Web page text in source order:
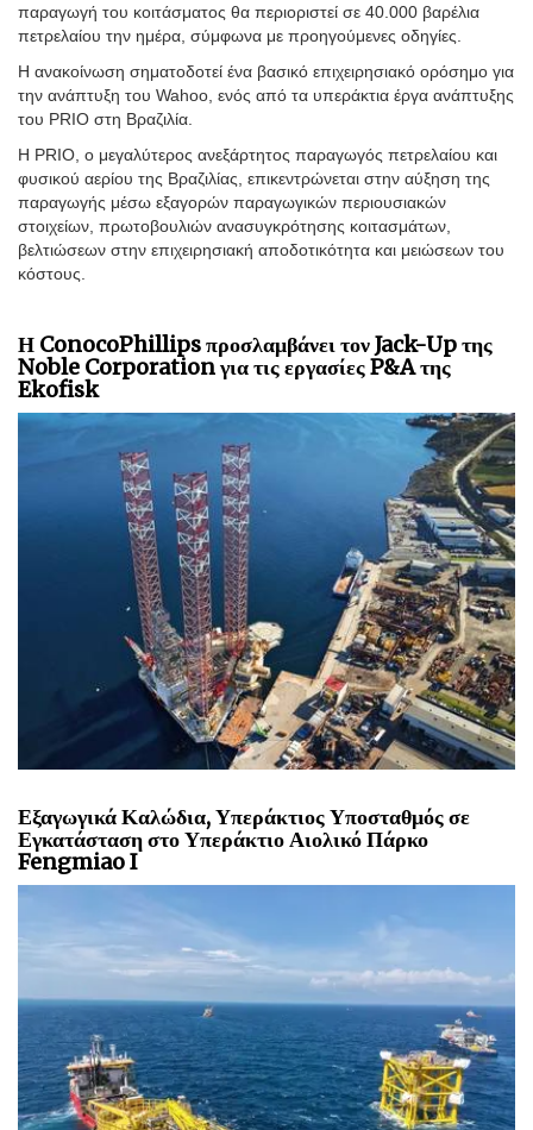
παραγωγή του κοιτάσματος θα περιοριστεί σε 40.000 βαρέλια
πετρελαίου την ημέρα, σύμφωνα με προηγούμενες οδηγίες.
Η ανακοίνωση σηματοδοτεί ένα βασικό επιχειρησιακό ορόσημο για
την ανάπτυξη του Wahoo, ενός από τα υπεράκτια έργα ανάπτυξης
του PRIO στη Βραζιλία.
Η PRIO, ο μεγαλύτερος ανεξάρτητος παραγωγός πετρελαίου και
φυσικού αερίου της Βραζιλίας, επικεντρώνεται στην αύξηση της
παραγωγής μέσω εξαγορών παραγωγικών περιουσιακών
στοιχείων, πρωτοβουλιών ανασυγκρότησης κοιτασμάτων,
βελτιώσεων στην επιχειρησιακή αποδοτικότητα και μειώσεων του
κόστους.
Η ConocoPhillips προσλαμβάνει τον Jack-Up της
Noble Corporation για τις εργασίες P&A της
Ekofisk
Εξαγωγικά Καλώδια, Υπεράκτιος Υποσταθμός σε
Εγκατάσταση στο Υπεράκτιο Αιολικό Πάρκο
Fengmiao I